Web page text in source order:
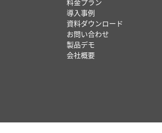
料金プラン
導入事例
資料ダウンロード
お問い合わせ
製品デモ
会社概要